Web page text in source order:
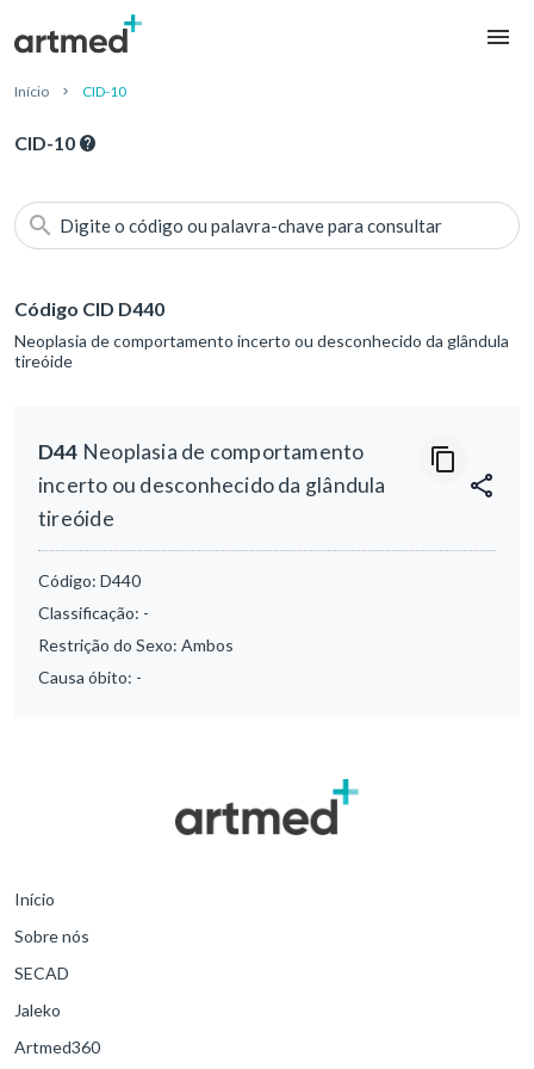
Início CID-10
CID-10
Digite o código ou palavra-chave para consultar
Código CID D440
Neoplasia de comportamento incerto ou desconhecido da glândula
tireóide
D44 Neoplasia de comportamento
incerto ou desconhecido da glândula
tireóide
Código: D440
Classificação: -
Restrição do Sexo: Ambos
Causa óbito: -
Início
Sobre nós
SECAD
Jaleko
Artmed360